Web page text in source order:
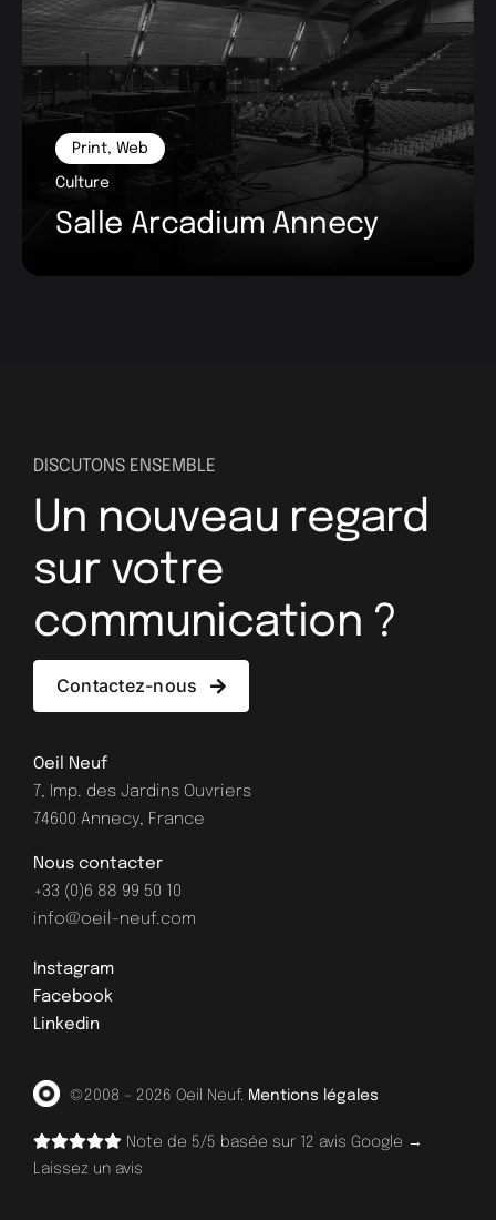
Print
Assurances
Courtier DiotSiaci
DISCUTONS ENSEMBLE
Un nouveau regard
sur votre
communication ?
Oeil Neuf
7, Imp. des Jardins Ouvriers
74600 Annecy, France
Nous contacter
+33 (0)6 88 99 50 10
Instagram
Facebook
©2008 – 2026 Oeil Neuf. Mentions légales
Note de 5/5 basée sur 12 avis Google →